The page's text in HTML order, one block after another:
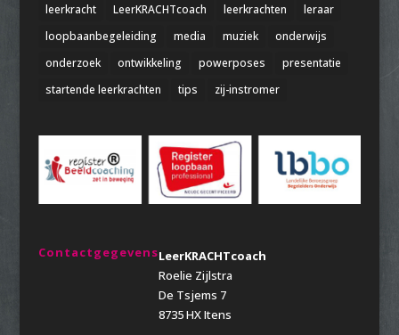
leerkracht
LeerKRACHTcoach leerkrachten
leraar
loopbaanbegeleiding
media muziek
onderwijs
onderzoek
ontwikkeling powerposes
presentatie
startende leerkrachten
tips zij-instromer
ContactgegevensLeerKRACHTcoach
Roelie Zijlstra
De Tsjems 7
8735 HX Itens